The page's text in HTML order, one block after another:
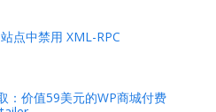
点中禁用 XML-RPC
：价值59美元的WP商城付费